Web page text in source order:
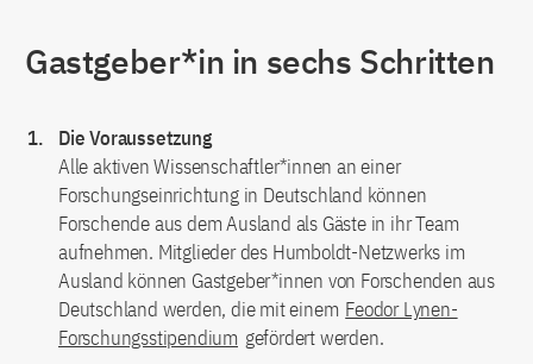
Gastgeber*in in sechs Schritten
Die Voraussetzung
Alle aktiven Wissenschaftler*innen an einer
Forschungseinrichtung in Deutschland können
Forschende aus dem Ausland als Gäste in ihr Team
aufnehmen. Mitglieder des Humboldt-Netzwerks im
Ausland können Gastgeber*innen von Forschenden aus
Deutschland werden, die mit einem Feodor Lynen-
Forschungsstipendium gefördert werden.